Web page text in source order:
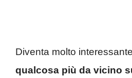
Diventa molto interessante
qualcosa più da vicino